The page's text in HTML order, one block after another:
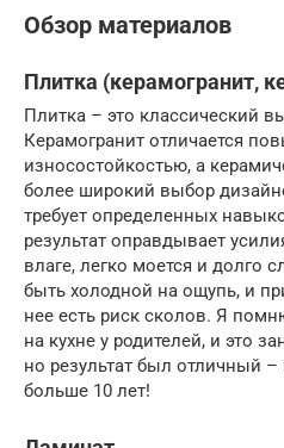
Обзор материалов
Плитка (керамогранит,
Плитка – это классический
Керамогранит отличается
износостойкостью, а
более широкий выбор
требует определенных
результат оправдывает
влаге, легко моется и долго
быть холодной на ощупь, и
нее есть риск сколов. Я
на кухне у родителей, и это
но результат был отличный
больше 10 лет!